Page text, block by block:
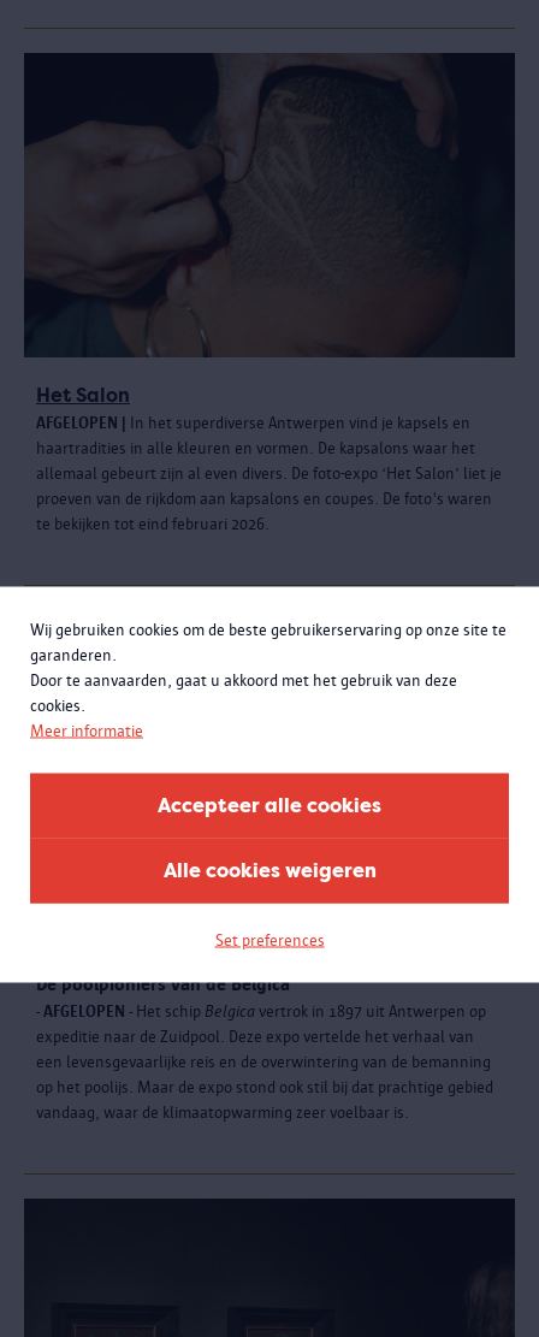
Wij gebruiken cookies om de beste gebruikerservaring op onze site te
garanderen.
Door te aanvaarden, gaat u akkoord met het gebruik van deze
cookies.
Meer informatie
Accepteer alle cookies
Alle cookies weigeren
Set preferences
Het Salon
AFGELOPEN |
In het superdiverse Antwerpen vind je kapsels en
haartradities in alle kleuren en vormen. De kapsalons waar het
allemaal gebeurt zijn al even divers. De foto-expo ‘Het Salon’ liet je
proeven van de rijkdom aan kapsalons en coupes. De foto's waren
te bekijken tot eind februari 2026.
Naar Antarctica
De poolpioniers van de Belgica
- AFGELOPEN - Het schip Belgica vertrok in 1897 uit Antwerpen op
expeditie naar de Zuidpool. Deze expo vertelde het verhaal van
een levensgevaarlijke reis en de overwintering van de bemanning
op het poolijs. Maar de expo stond ook stil bij dat prachtige gebied
vandaag, waar de klimaatopwarming zeer voelbaar is.